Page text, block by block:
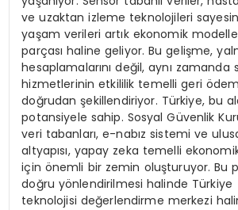
ve uzaktan izleme teknolojileri
yaşam verileri artık ekonomik
parçası haline geliyor. Bu gelişme,
hesaplamalarını değil, aynı zamanda
hizmetlerinin etkililik temelli geri
doğrudan şekillendiriyor. Türkiye, bu
potansiyele sahip. Sosyal Güvenlik
veri tabanları, e-nabız sistemi ve
altyapısı, yapay zeka temelli
için önemli bir zemin oluşturuyor. Bu
doğru yönlendirilmesi halinde Türkiye
teknolojisi değerlendirme merkezi